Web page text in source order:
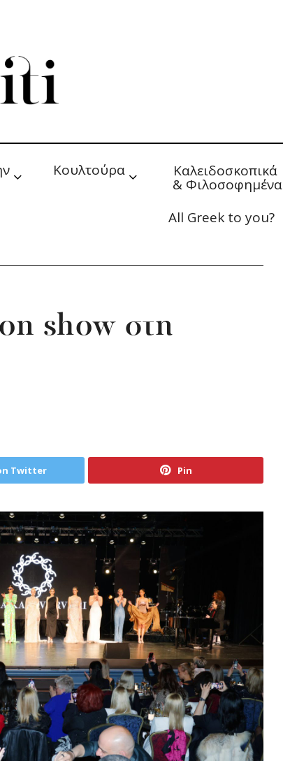
Κουλτούρα Καλειδοσκοπικά
& Φιλοσοφημένα
All Greek to you?
show στη
Twitter Pin